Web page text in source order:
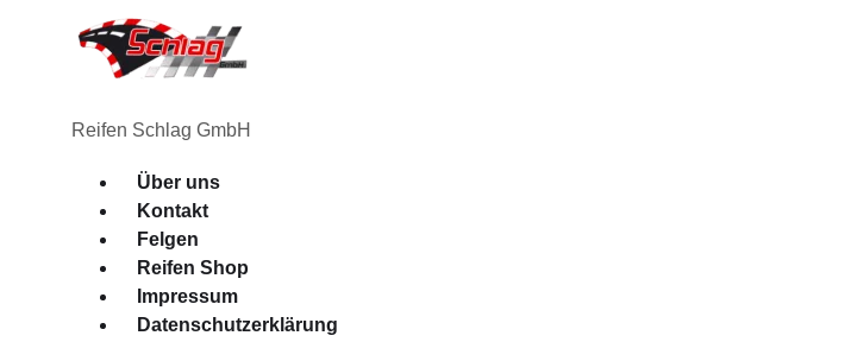
Reifen Schlag GmbH
Menü
Über uns
Kontakt
Felgen
Reifen Shop
Impressum
Datenschutzerklärung